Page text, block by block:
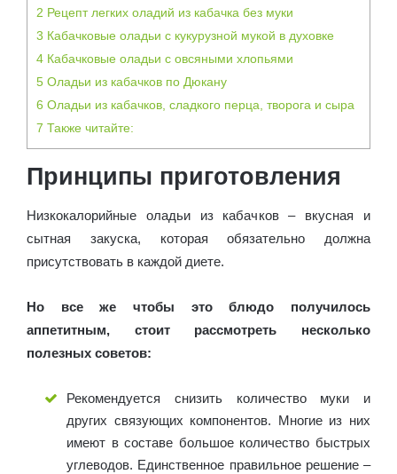
2 Рецепт легких оладий из кабачка без муки
3 Кабачковые оладьи с кукурузной мукой в духовке
4 Кабачковые оладьи с овсяными хлопьями
5 Оладьи из кабачков по Дюкану
6 Оладьи из кабачков, сладкого перца, творога и сыра
7 Также читайте:
Принципы приготовления
Низкокалорийные оладьи из кабачков – вкусная и
сытная закуска, которая обязательно должна
присутствовать в каждой диете.
Но все же чтобы это блюдо получилось
аппетитным, стоит рассмотреть несколько
полезных советов:
Рекомендуется снизить количество муки и
других связующих компонентов. Многие из них
имеют в составе большое количество быстрых
углеводов. Единственное правильное решение –